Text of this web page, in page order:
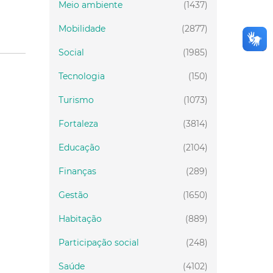
(1437)
Meio ambiente
(2877)
Mobilidade
(1985)
Social
(150)
Tecnologia
(1073)
Turismo
(3814)
Fortaleza
(2104)
Educação
(289)
Finanças
(1650)
Gestão
(889)
Habitação
(248)
Participação social
(4102)
Saúde